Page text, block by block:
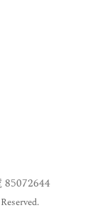
85072644